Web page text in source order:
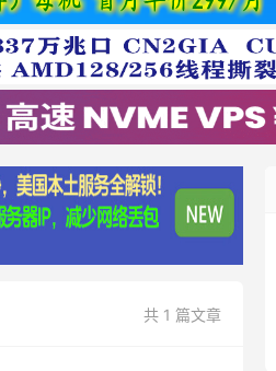
共 1 篇文章